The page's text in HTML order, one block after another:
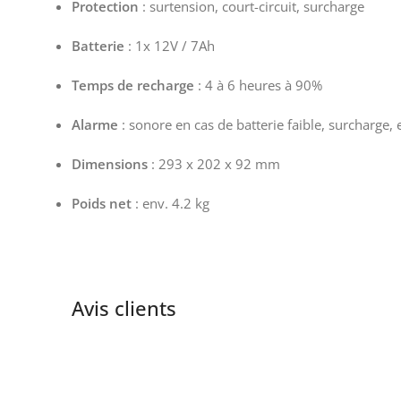
Protection : surtension, court-circuit, surcharge
Batterie : 1x 12V / 7Ah
Temps de recharge : 4 à 6 heures à 90%
Alarme : sonore en cas de batterie faible, surcharge,
Dimensions : 293 x 202 x 92 mm
Poids net : env. 4.2 kg
Avis clients